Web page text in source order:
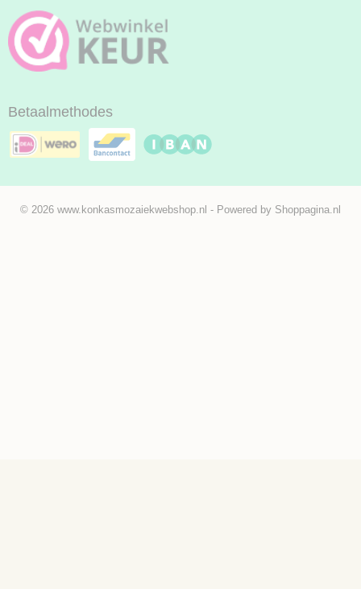
Betaalmethodes
© 2026 www.konkasmozaiekwebshop.nl - Powered by Shoppagina.nl